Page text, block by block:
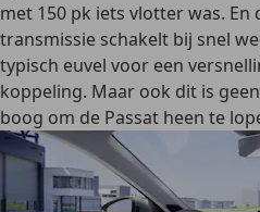
met 150 pk iets vlotter was. En
transmissie schakelt bij snel
typisch euvel voor een
koppeling. Maar ook dit is
boog om de Passat heen te